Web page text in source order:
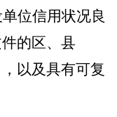
位信用状况良
的区、县
以及具有可复